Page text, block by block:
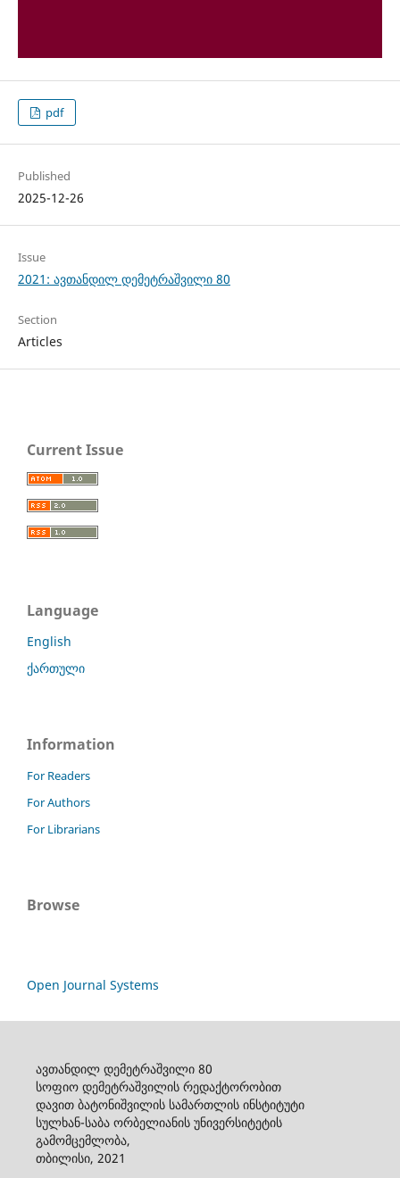
pdf
Published
2025-12-26
Issue
2021: ავთანდილ დემეტრაშვილი 80
Section
Articles
Current Issue
Language
English
ქართული
Information
For Readers
For Authors
For Librarians
Browse
Open Journal Systems
ავთანდილ დემეტრაშვილი 80
სოფიო დემეტრაშვილის რედაქტორობით
დავით ბატონიშვილის სამართლის ინსტიტუტი
სულხან-საბა ორბელიანის უნივერსიტეტის
გამომცემლობა,
თბილისი, 2021